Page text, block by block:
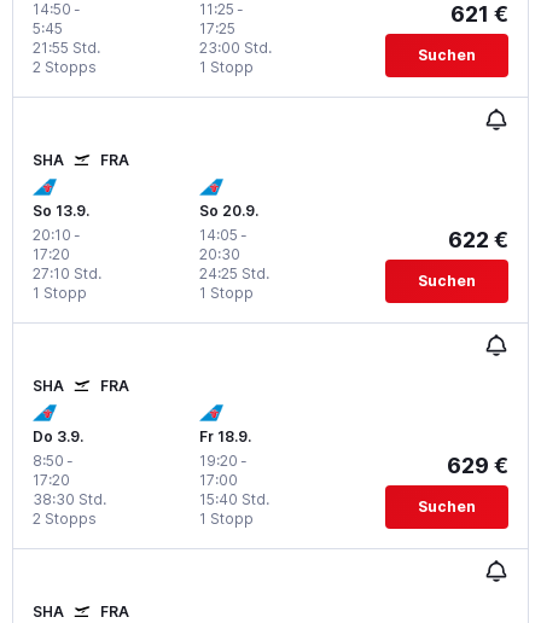
14:50 -
5:45
2 Stopps
21:55 Std.
11:25 -
17:25
1 Stopp
23:00 Std.
621 €
Suchen
SHA FRA
So 13.9.
20:10 -
17:20
1 Stopp
27:10 Std.
So 20.9.
14:05 -
20:30
1 Stopp
24:25 Std.
622 €
Suchen
SHA FRA
Do 3.9.
8:50 -
17:20
2 Stopps
38:30 Std.
Fr 18.9.
19:20 -
17:00
1 Stopp
15:40 Std.
629 €
Suchen
SHA FRA